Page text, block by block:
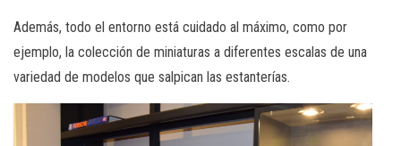
Además, todo el entorno está cuidado al máximo, como por
ejemplo, la colección de miniaturas a diferentes escalas de una
variedad de modelos que salpican las estanterías.